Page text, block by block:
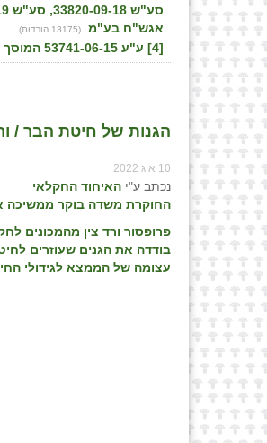
אגש"ח בע"מ
(13175 הורדות)
[4] ע"ע 53741-06-15 המוסך הנכון בע"מ נ' משה לוי
⁨הגנות של חיטת הבר /
10 אוג 2022
נכתב ע"י האיחוד החקלאי
החוקרת משדה בוקר ממשיכה
פרופסור ורד צין מהמכונים
בודדה את הגנים שעוזרים
עצומה של הממצא לגידולי